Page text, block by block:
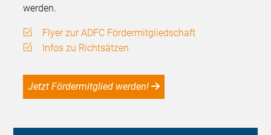
werden.
Flyer zur ADFC Fördermitgliedschaft
Infos zu Richtsätzen
Jetzt Fördermitglied werden!